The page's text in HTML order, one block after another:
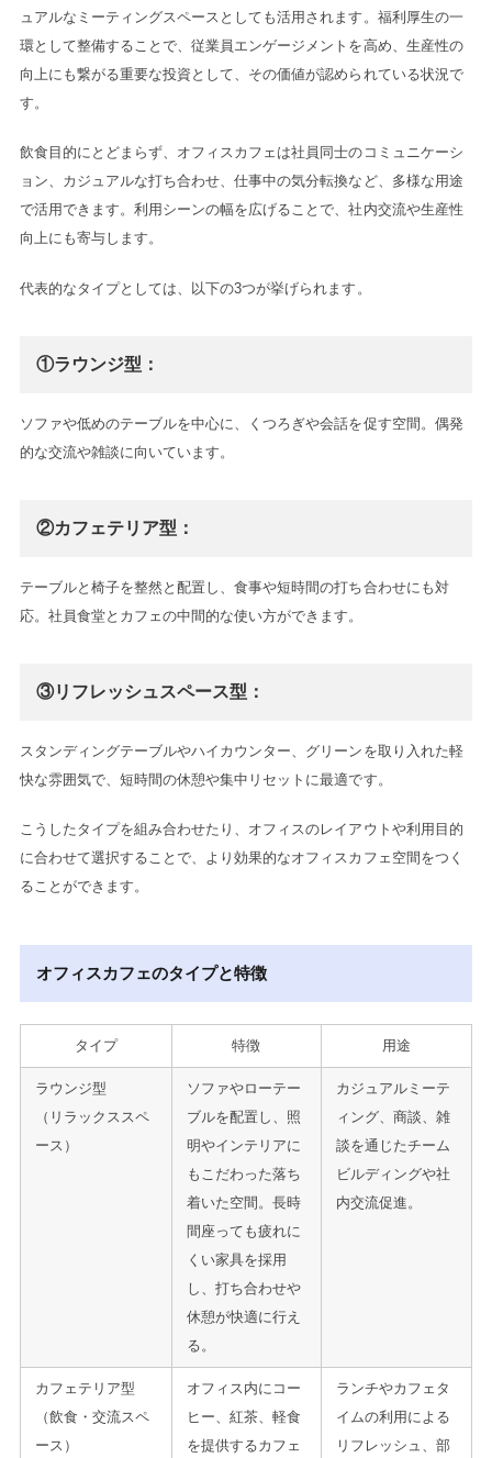
ュアルなミーティングスペースとしても活用されます。福利厚生の一
環として整備することで、従業員エンゲージメントを高め、生産性の
向上にも繋がる重要な投資として、その価値が認められている状況で
す。
飲食目的にとどまらず、オフィスカフェは社員同士のコミュニケーシ
ョン、カジュアルな打ち合わせ、仕事中の気分転換など、多様な用途
で活用できます。利用シーンの幅を広げることで、社内交流や生産性
向上にも寄与します。
代表的なタイプとしては、以下の3つが挙げられます。
①ラウンジ型：
ソファや低めのテーブルを中心に、くつろぎや会話を促す空間。偶発
的な交流や雑談に向いています。
②カフェテリア型：
テーブルと椅子を整然と配置し、食事や短時間の打ち合わせにも対
応。社員食堂とカフェの中間的な使い方ができます。
③リフレッシュスペース型：
スタンディングテーブルやハイカウンター、グリーンを取り入れた軽
快な雰囲気で、短時間の休憩や集中リセットに最適です。
こうしたタイプを組み合わせたり、オフィスのレイアウトや利用目的
に合わせて選択することで、より効果的なオフィスカフェ空間をつく
ることができます。
オフィスカフェのタイプと特徴
タイプ 特徴 用途
ラウンジ型
（リラックススペ
ース）
ソファやローテー
ブルを配置し、照
明やインテリアに
もこだわった落ち
着いた空間。長時
間座っても疲れに
くい家具を採用
し、打ち合わせや
休憩が快適に行え
る。
カジュアルミーテ
ィング、商談、雑
談を通じたチーム
ビルディングや社
内交流促進。
カフェテリア型
（飲食・交流スペ
ース）
オフィス内にコー
ヒー、紅茶、軽食
を提供するカフェ
ランチやカフェタ
イムの利用による
リフレッシュ、部